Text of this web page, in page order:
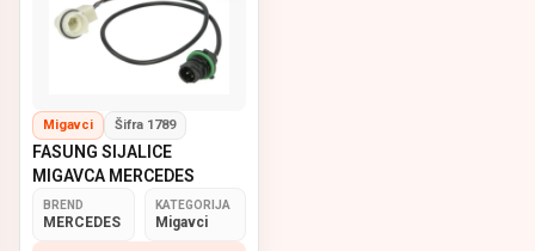
Migavci Šifra 1789
FASUNG SIJALICE
MIGAVCA MERCEDES
BREND
MERCEDES
KATEGORIJA
Migavci